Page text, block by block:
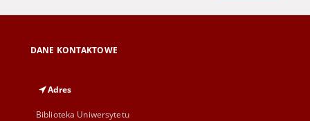
DANE KONTAKTOWE
Adres
Biblioteka Uniwersytetu